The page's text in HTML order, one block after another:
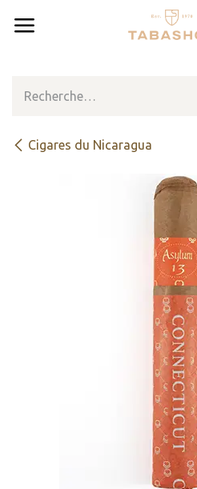
Cigares du Nicaragua